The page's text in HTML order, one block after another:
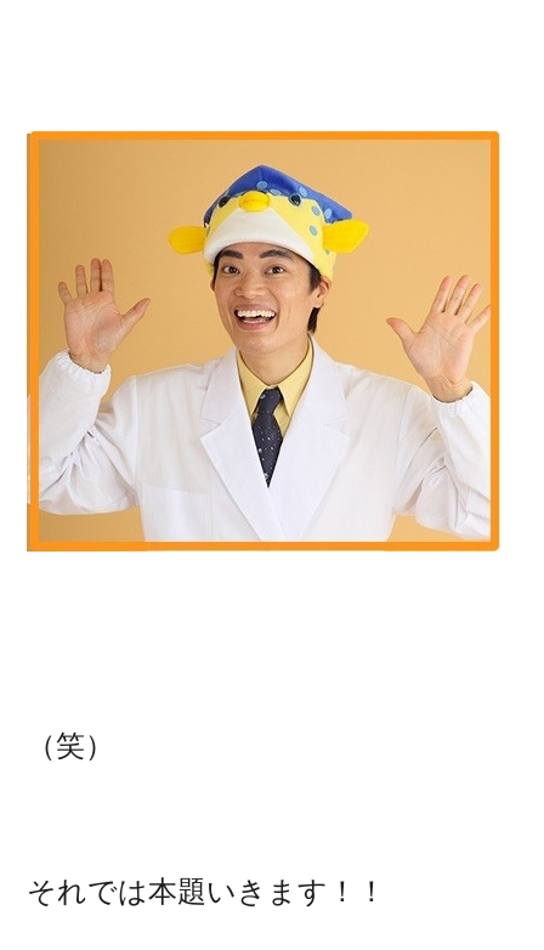
（笑）
それでは本題いきます！！